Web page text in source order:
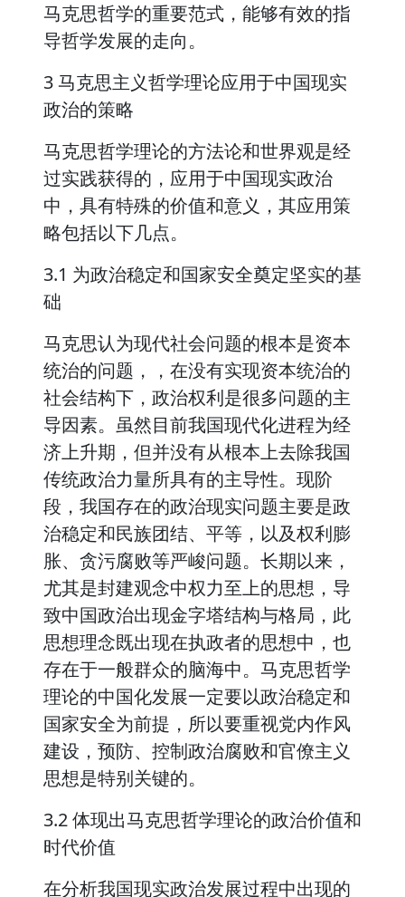
马克思哲学的重要范式，能够有效的指
导哲学发展的走向。
3 马克思主义哲学理论应用于中国现实
政治的策略
马克思哲学理论的方法论和世界观是经
过实践获得的，应用于中国现实政治
中，具有特殊的价值和意义，其应用策
略包括以下几点。
3.1 为政治稳定和国家安全奠定坚实的基
础
马克思认为现代社会问题的根本是资本
统治的问题，，在没有实现资本统治的
社会结构下，政治权利是很多问题的主
导因素。虽然目前我国现代化进程为经
济上升期，但并没有从根本上去除我国
传统政治力量所具有的主导性。现阶
段，我国存在的政治现实问题主要是政
治稳定和民族团结、平等，以及权利膨
胀、贪污腐败等严峻问题。长期以来，
尤其是封建观念中权力至上的思想，导
致中国政治出现金字塔结构与格局，此
思想理念既出现在执政者的思想中，也
存在于一般群众的脑海中。马克思哲学
理论的中国化发展一定要以政治稳定和
国家安全为前提，所以要重视党内作风
建设，预防、控制政治腐败和官僚主义
思想是特别关键的。
3.2 体现出马克思哲学理论的政治价值和
时代价值
在分析我国现实政治发展过程中出现的